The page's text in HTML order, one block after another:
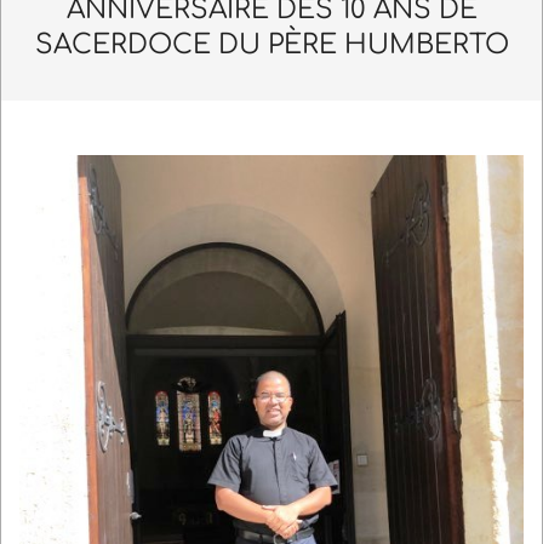
Navigation
Menu
ANNIVERSAIRE DES 10 ANS DE
SACERDOCE DU PÈRE HUMBERTO